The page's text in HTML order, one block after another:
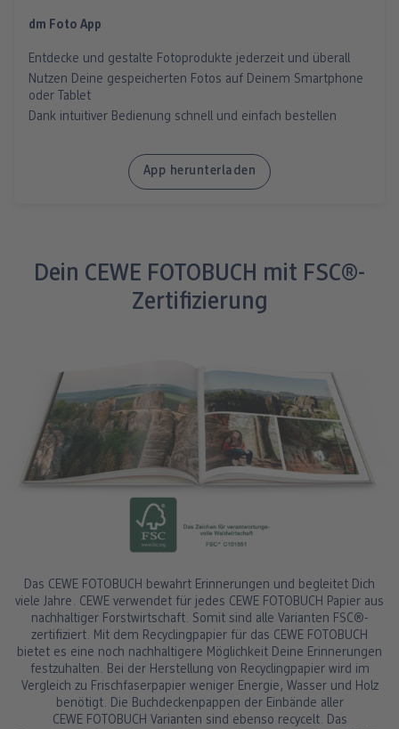
dm Foto App
Entdecke und gestalte Fotoprodukte jederzeit und überall
Nutzen Deine gespeicherten Fotos auf Deinem Smartphone
oder Tablet
Dank intuitiver Bedienung schnell und einfach bestellen
App herunterladen
Dein CEWE FOTOBUCH mit FSC®-
Zertifizierung
Das CEWE FOTOBUCH bewahrt Erinnerungen und begleitet Dich
viele Jahre. CEWE verwendet für jedes CEWE FOTOBUCH Papier aus
nachhaltiger Forstwirtschaft. Somit sind alle Varianten FSC®-
zertifiziert. Mit dem Recyclingpapier für das CEWE FOTOBUCH
bietet es eine noch nachhaltigere Möglichkeit Deine Erinnerungen
festzuhalten. Bei der Herstellung von Recyclingpapier wird im
Vergleich zu Frischfaserpapier weniger Energie, Wasser und Holz
benötigt. Die Buchdeckenpappen der Einbände aller
CEWE FOTOBUCH Varianten sind ebenso recycelt. Das